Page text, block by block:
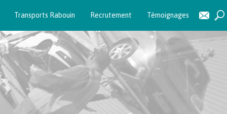
Transports Rabouin Recrutement Témoignages